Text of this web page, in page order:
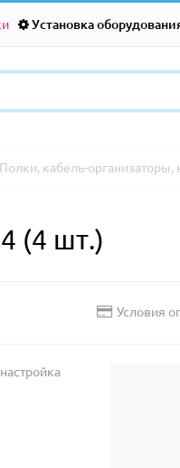
Установка
Полки, кабель-
(4 шт.)
Условия